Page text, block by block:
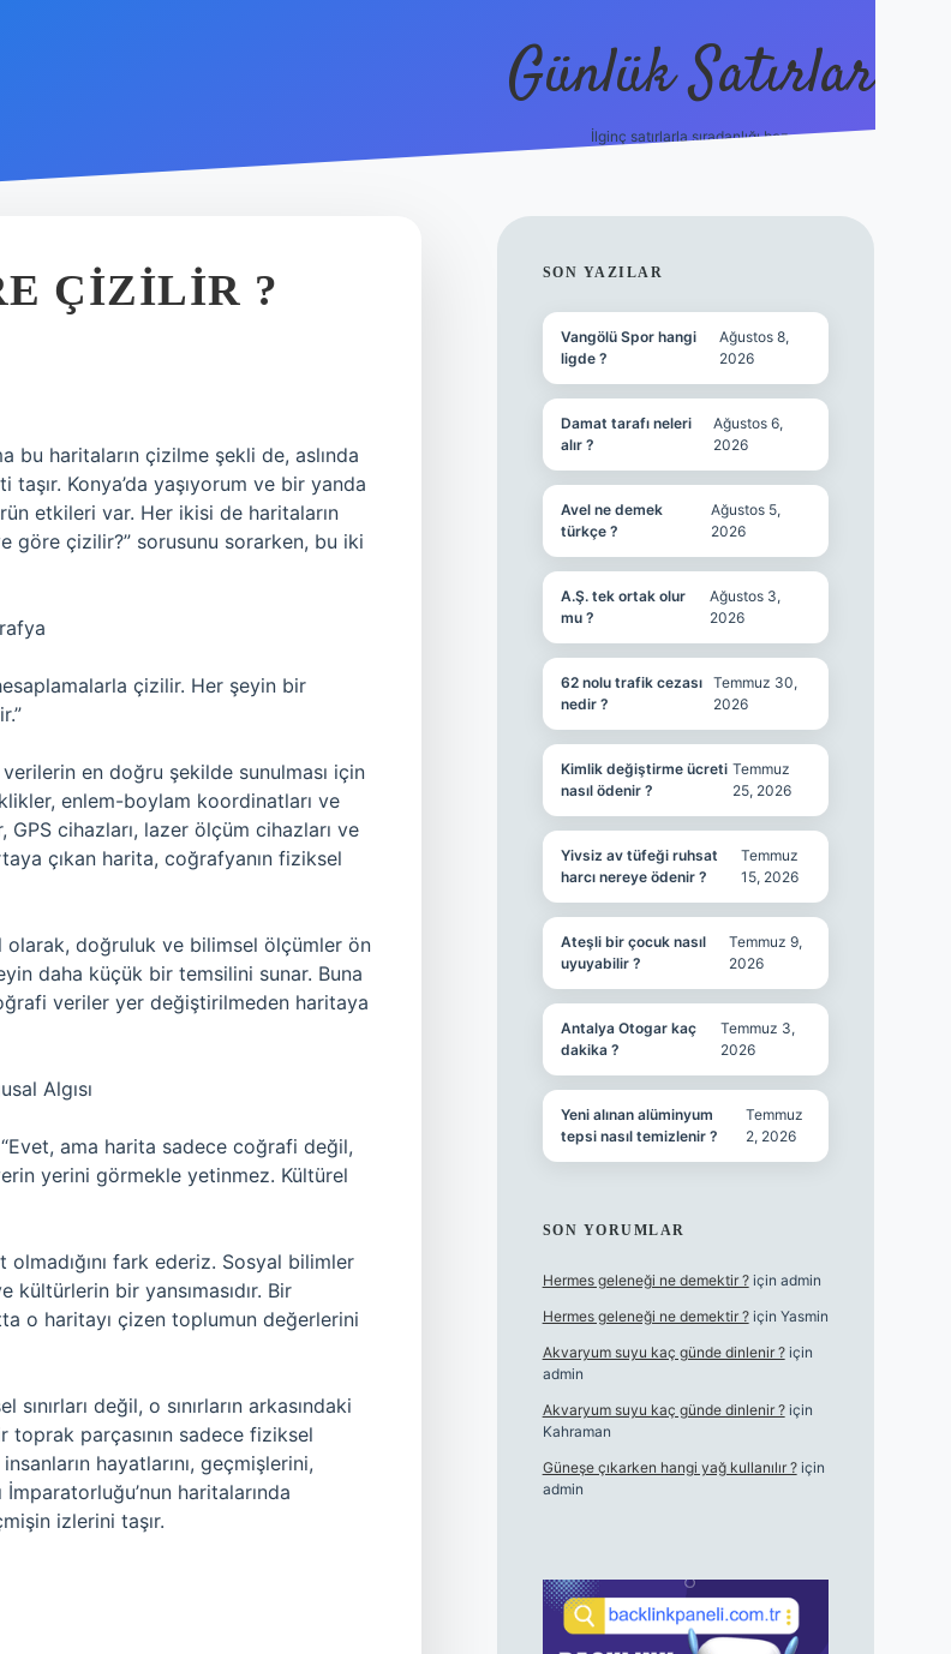
Günlük Satırlar
İlginç satırlarla sıradanlığı boz.
ÇIZILIR ?
bu haritaların çizilme şekli de, aslında
taşır. Konya’da yaşıyorum ve bir yanda
etkileri var. Her ikisi de haritaların
göre çizilir?” sorusunu sorarken, bu iki
çizilir. Her şeyin bir
en doğru şekilde sunulması için
enlem-boylam koordinatları ve
cihazları, lazer ölçüm cihazları ve
çıkan harita, coğrafyanın fiziksel
olarak, doğruluk ve bilimsel ölçümler ön
daha küçük bir temsilini sunar. Buna
veriler yer değiştirilmeden haritaya
Algısı
ama harita sadece coğrafi değil,
yerini görmekle yetinmez. Kültürel
fark ederiz. Sosyal bilimler
kültürlerin bir yansımasıdır. Bir
o haritayı çizen toplumun değerlerini
değil, o sınırların arkasındaki
toprak parçasının sadece fiziksel
hayatlarını, geçmişlerini,
haritalarında
izlerini taşır.
SIDEBAR
SON YAZILAR
Vangölü Spor hangi
ligde ?
Ağustos 8,
2026
Damat tarafı neleri
alır ?
Ağustos 6,
2026
Avel ne demek
türkçe ?
Ağustos 5,
2026
A.Ş. tek ortak olur
mu ?
Ağustos 3,
2026
62 nolu trafik cezası
nedir ?
Temmuz 30,
2026
Kimlik değiştirme ücreti
nasıl ödenir ?
Temmuz
25, 2026
Yivsiz av tüfeği ruhsat
harcı nereye ödenir ?
Temmuz
15, 2026
Ateşli bir çocuk nasıl
uyuyabilir ?
Temmuz 9,
2026
Antalya Otogar kaç
dakika ?
Temmuz 3,
2026
Yeni alınan alüminyum
tepsi nasıl temizlenir ?
Temmuz
2, 2026
SON YORUMLAR
Hermes geleneği ne demektir ?için admin
Hermes geleneği ne demektir ?için Yasmin
Akvaryum suyu kaç günde dinlenir ?için
admin
Akvaryum suyu kaç günde dinlenir ?için
Kahraman
Güneşe çıkarken hangi yağ kullanılır ?için
admin
vdcasino güncel giriş